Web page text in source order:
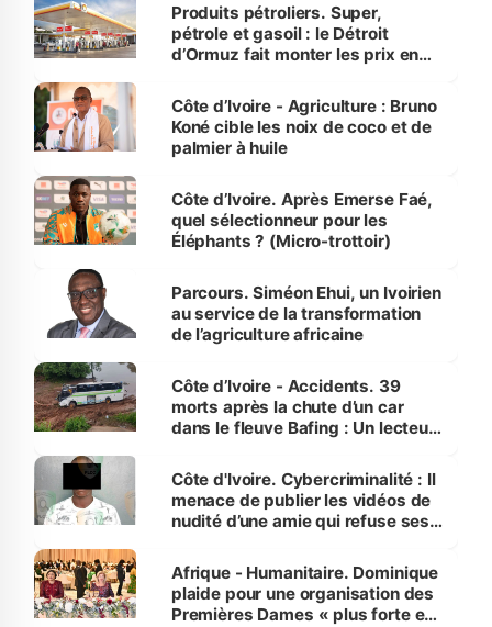
Produits pétroliers. Super,
pétrole et gasoil : le Détroit
d’Ormuz fait monter les prix en
Côte d’Ivoire - Agriculture : Bruno
Koné cible les noix de coco et de
palmier à huile
Côte d’Ivoire. Après Emerse Faé,
quel sélectionneur pour les
Éléphants ? (Micro-trottoir)
Parcours. Siméon Ehui, un Ivoirien
au service de la transformation
de l’agriculture africaine
Côte d’Ivoire - Accidents. 39
morts après la chute d’un car
dans le fleuve Bafing : Un lecteur
des Transports
Côte d'Ivoire. Cybercriminalité : Il
menace de publier les vidéos de
nudité d’une amie qui refuse ses
Afrique - Humanitaire. Dominique
plaide pour une organisation des
Premières Dames « plus forte et